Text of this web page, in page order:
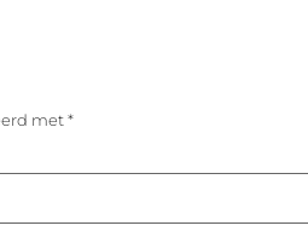
met*